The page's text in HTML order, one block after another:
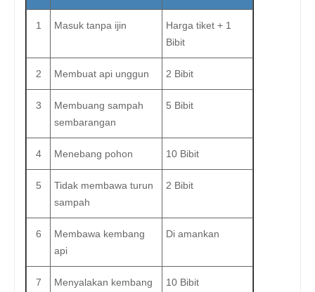
1 Masuk tanpa ijin
Harga tiket + 1
Bibit
2 Membuat api unggun 2 Bibit
3
Membuang sampah
sembarangan
5 Bibit
4 Menebang pohon 10 Bibit
5
Tidak membawa turun
sampah
2 Bibit
6
Membawa kembang
api
Di amankan
7
Menyalakan kembang
10 Bibit